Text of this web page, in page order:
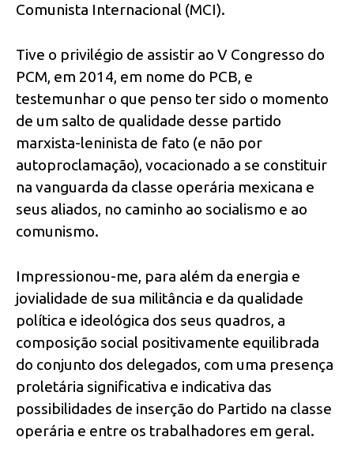
Comunista Internacional (MCI).
Tive o privilégio de assistir ao V Congresso do
PCM, em 2014, em nome do PCB, e
testemunhar o que penso ter sido o momento
de um salto de qualidade desse partido
marxista-leninista de fato (e não por
autoproclamação), vocacionado a se constituir
na vanguarda da classe operária mexicana e
seus aliados, no caminho ao socialismo e ao
comunismo.
Impressionou-me, para além da energia e
jovialidade de sua militância e da qualidade
política e ideológica dos seus quadros, a
composição social positivamente equilibrada
do conjunto dos delegados, com uma presença
proletária significativa e indicativa das
possibilidades de inserção do Partido na classe
operária e entre os trabalhadores em geral.